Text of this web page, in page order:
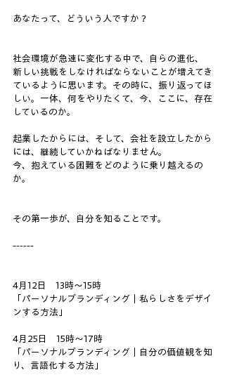
あなたって、どういう人ですか？
社会環境が急速に変化する中で、自らの進化、
新しい挑戦をしなければならないことが増えてき
ているように思います。その時に、振り返ってほ
しい。一体、何をやりたくて、今、ここに、存在
しているのか。
起業したからには、そして、会社を設立したから
には、継続していかねばなりません。
今、抱えている困難をどのように乗り越えるの
か。
その第一歩が、自分を知ることです。
------
4月12日　13時～15時
「パーソナルブランディング｜私らしさをデザイ
ンする方法」
4月25日　15時～17時
「パーソナルブランディング｜自分の価値観を知
り、言語化する方法」